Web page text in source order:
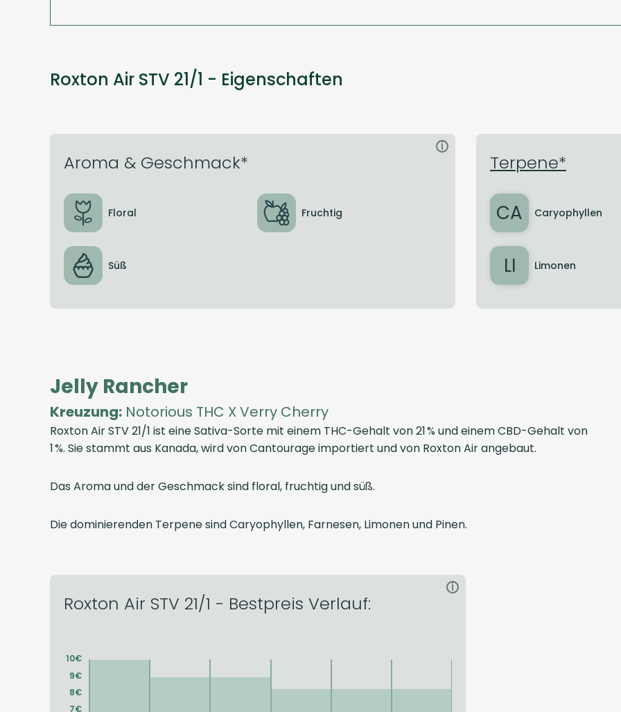
Roxton Air STV 21/1 - Eigenschaften
Aroma & Geschmack*
i
Floral Fruchtig
Süß
Terpene*
CA Caryophyllen
LI Limonen
Jelly Rancher
Kreuzung: Notorious THC X Verry Cherry
Roxton Air STV 21/1 ist eine Sativa-Sorte mit einem THC-Gehalt von 21 % und einem CBD-Gehalt von
1 %. Sie stammt aus Kanada, wird von Cantourage importiert und von Roxton Air angebaut.
Das Aroma und der Geschmack sind floral, fruchtig und süß.
Die dominierenden Terpene sind Caryophyllen, Farnesen, Limonen und Pinen.
Roxton Air STV 21/1 - Bestpreis Verlauf:
i